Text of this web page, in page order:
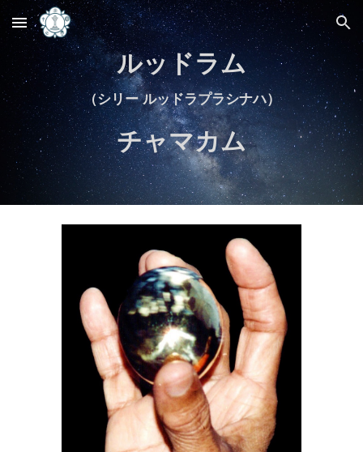
Skip to main content Skip to navigation
ルッドラム
（シリー ルッドラプラシナハ）
チャマカム